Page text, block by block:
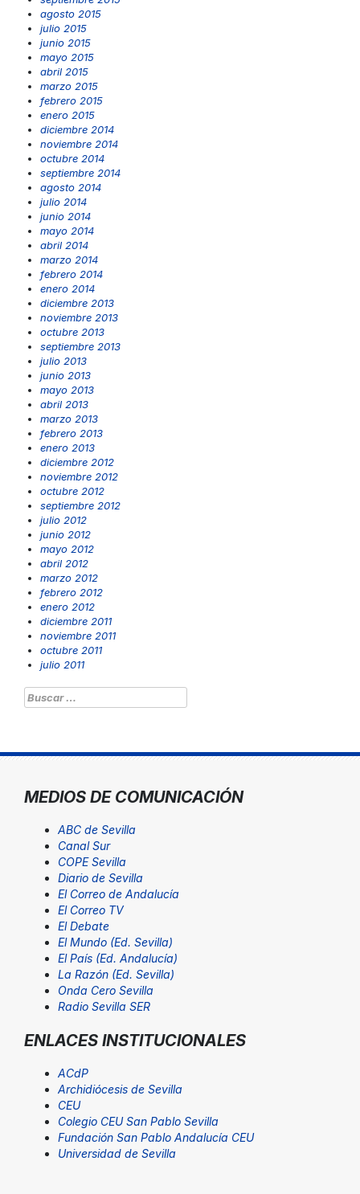
agosto 2015
julio 2015
junio 2015
mayo 2015
abril 2015
marzo 2015
febrero 2015
enero 2015
diciembre 2014
noviembre 2014
octubre 2014
septiembre 2014
agosto 2014
julio 2014
junio 2014
mayo 2014
abril 2014
marzo 2014
febrero 2014
enero 2014
diciembre 2013
noviembre 2013
octubre 2013
septiembre 2013
julio 2013
junio 2013
mayo 2013
abril 2013
marzo 2013
febrero 2013
enero 2013
diciembre 2012
noviembre 2012
octubre 2012
septiembre 2012
julio 2012
junio 2012
mayo 2012
abril 2012
marzo 2012
febrero 2012
enero 2012
diciembre 2011
noviembre 2011
octubre 2011
julio 2011
Buscar:
MEDIOS DE COMUNICACIÓN
ABC de Sevilla
Canal Sur
COPE Sevilla
Diario de Sevilla
El Correo de Andalucía
El Correo TV
El Debate
El Mundo (Ed. Sevilla)
El País (Ed. Andalucía)
La Razón (Ed. Sevilla)
Onda Cero Sevilla
Radio Sevilla SER
ENLACES INSTITUCIONALES
ACdP
Archidiócesis de Sevilla
CEU
Colegio CEU San Pablo Sevilla
Fundación San Pablo Andalucía CEU
Universidad de Sevilla